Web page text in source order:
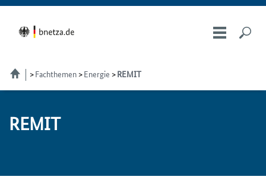
Fachthemen Energie REMIT
RE­MIT